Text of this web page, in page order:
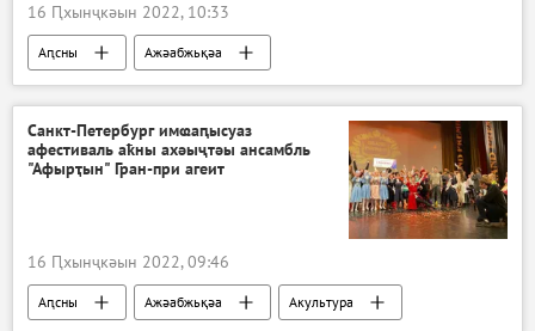
16 Ԥхынҷкәын 2022, 10:33
Аԥсны Ажәабжьқәа
Санкт-Петербург имҩаԥысуаз
афестиваль аҟны ахәыҷтәы ансамбль
"Афырҭын" Гран-при агеит
16 Ԥхынҷкәын 2022, 09:46
Аԥсны Ажәабжьқәа Акультура